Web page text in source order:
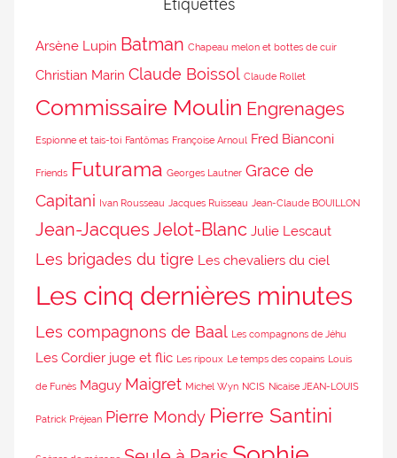
Arsène Lupin Batman Chapeau melon et bottes de cuir
Christian Marin Claude Boissol Claude Rollet
Commissaire Moulin Engrenages
Espionne et tais-toi Fantômas Françoise Arnoul Fred Bianconi
Friends Futurama Georges Lautner Grace de
Capitani Ivan Rousseau Jacques Ruisseau Jean-Claude BOUILLON
Jean-Jacques Jelot-Blanc Julie Lescaut
Les brigades du tigre Les chevaliers du ciel
Les cinq dernières minutes
Les compagnons de Baal Les compagnons de Jéhu
Les Cordier juge et flic Les ripoux Le temps des copains Louis
de Funès Maguy Maigret Michel Wyn NCIS Nicaise JEAN-LOUIS
Patrick Préjean Pierre Mondy Pierre Santini